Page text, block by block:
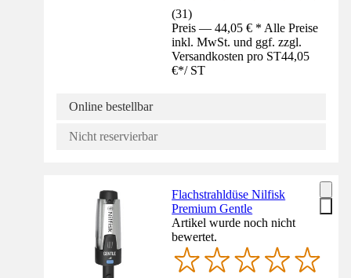
(31)
Preis — 44,05 € * Alle Preise
inkl. MwSt. und ggf. zzgl.
Versandkosten pro ST44,05
€*/ ST
Online bestellbar
Nicht reservierbar
Flachstrahldüse Nilfisk
Premium Gentle
Artikel wurde noch nicht
bewertet.